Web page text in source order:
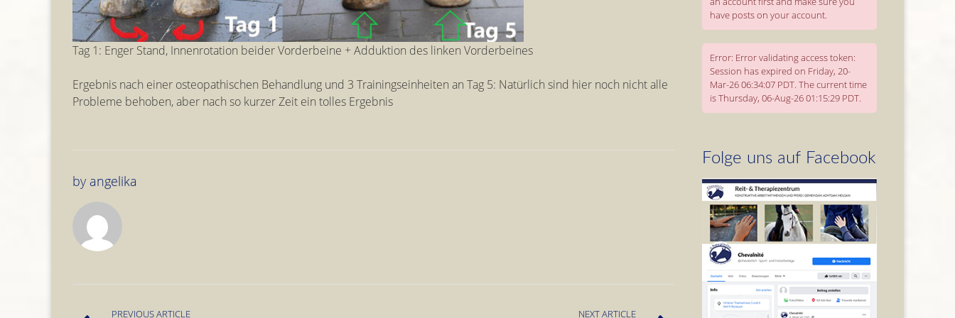
Tag 1: Enger Stand, Innenrotation beider Vorderbeine + Adduktion des linken Vorderbeines
Ergebnis nach einer osteopathischen Behandlung und 3 Trainingseinheiten an Tag 5: Natürlich sind hier noch nicht alle
Probleme behoben, aber nach so kurzer Zeit ein tolles Ergebnis
by angelika
PREVIOUS ARTICLE NEXT ARTICLE
have posts on your account.
Error: Error validating access token:
Session has expired on Friday, 20-
Mar-26 06:34:07 PDT. The current time
is Thursday, 06-Aug-26 01:15:29 PDT.
Folge uns auf Facebook